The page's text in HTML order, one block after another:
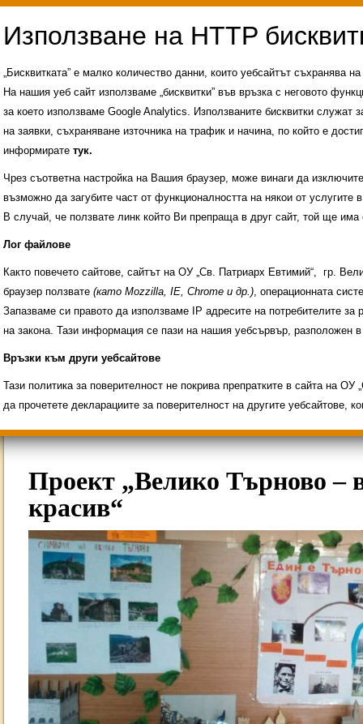
Свободни места за ученици
ИНОВАЦИЯ 2026
Олимпиади 2025/2026
Проект „Велико Търново –
красив“
„Бисквитката” е малко количество данни, които уебсайтът съхранява
На нашия уеб сайт използваме „бисквитки” във връзка с неговото
за което използваме Google Analytics. Използваните бисквитки служат
на заявки, съхраняване източника на трафик и начина, по който е
информирате тук.
Чрез съответна настройка на Вашия браузер, може винаги да
възможно да загубите част от функционалността на някои от услугите
В случай, че ползвате линк който Ви препраща в друг сайт, той ще има
Лог файлове
Както повечето сайтове, сайтът на ОУ „Св. Патриарх Евтимий“, гр.
браузер ползвате (като Mozzilla, IE, Chrome и др.), операционната
Запазваме си правото да използваме IP адресите на потребителите
на закона. Тази информация се пази на нашия уебсървър,
Връзки към други уебсайтове
Тази политика за поверителност не покрива препратките в сайта на
да прочетете декларациите за поверителност на другите уебсайтове,